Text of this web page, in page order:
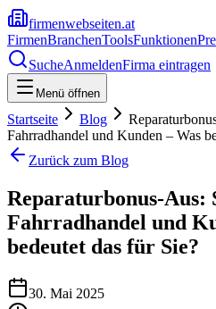
firmenwebseiten.at
FirmenBranchenToolsFunktionen
SucheAnmeldenFirma eintragen
Menü öffnen
Startseite Blog
Fahrradhandel und Kunden – Was
Zurück zum Blog
Reparaturbonus-Aus:
Fahrradhandel und
bedeutet das für Sie?
30. Mai 2025